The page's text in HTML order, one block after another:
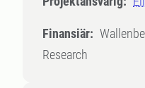
Finansiär:
Research